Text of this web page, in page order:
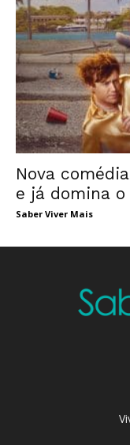
Nova
e já domina
Saber Viver Mais